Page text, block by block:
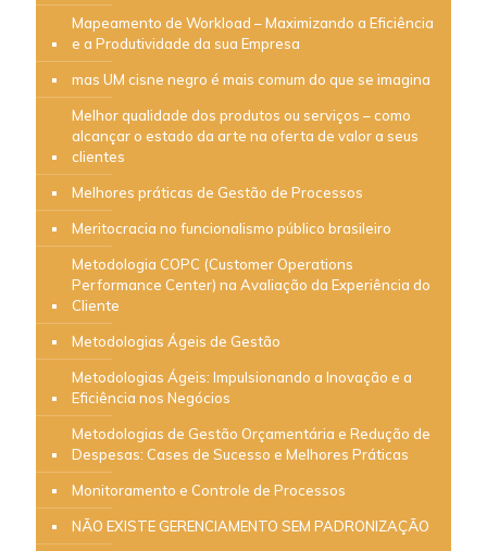
Mapeamento de Workload – Maximizando a Eficiência
e a Produtividade da sua Empresa
mas UM cisne negro é mais comum do que se imagina
Melhor qualidade dos produtos ou serviços – como
alcançar o estado da arte na oferta de valor a seus
clientes
Melhores práticas de Gestão de Processos
Meritocracia no funcionalismo público brasileiro
Metodologia COPC (Customer Operations
Performance Center) na Avaliação da Experiência do
Cliente
Metodologias Ágeis de Gestão
Metodologias Ágeis: Impulsionando a Inovação e a
Eficiência nos Negócios
Metodologias de Gestão Orçamentária e Redução de
Despesas: Cases de Sucesso e Melhores Práticas
Monitoramento e Controle de Processos
NÃO EXISTE GERENCIAMENTO SEM PADRONIZAÇÃO